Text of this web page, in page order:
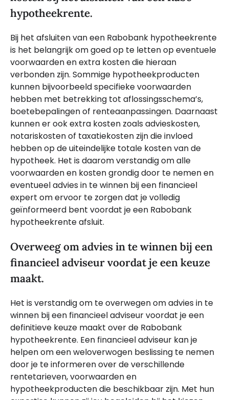
hypotheekrente.
Bij het afsluiten van een Rabobank hypotheekrente
is het belangrijk om goed op te letten op eventuele
voorwaarden en extra kosten die hieraan
verbonden zijn. Sommige hypotheekproducten
kunnen bijvoorbeeld specifieke voorwaarden
hebben met betrekking tot aflossingsschema’s,
boetebepalingen of renteaanpassingen. Daarnaast
kunnen er ook extra kosten zoals advieskosten,
notariskosten of taxatiekosten zijn die invloed
hebben op de uiteindelijke totale kosten van de
hypotheek. Het is daarom verstandig om alle
voorwaarden en kosten grondig door te nemen en
eventueel advies in te winnen bij een financieel
expert om ervoor te zorgen dat je volledig
geïnformeerd bent voordat je een Rabobank
hypotheekrente afsluit.
Overweeg om advies in te winnen bij een
financieel adviseur voordat je een keuze
maakt.
Het is verstandig om te overwegen om advies in te
winnen bij een financieel adviseur voordat je een
definitieve keuze maakt over de Rabobank
hypotheekrente. Een financieel adviseur kan je
helpen om een weloverwogen beslissing te nemen
door je te informeren over de verschillende
rentetarieven, voorwaarden en
hypotheekproducten die beschikbaar zijn. Met hun